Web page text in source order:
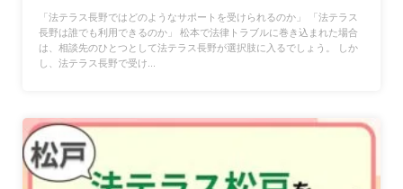
「法テラス長野ではどのようなサポートを受けられるのか」 「法テラス
長野は誰でも利用できるのか」 松本で法律トラブルに巻き込まれた場合
は、相談先のひとつとして法テラス長野が選択肢に入るでしょう。 しか
し、法テラス長野で受け...